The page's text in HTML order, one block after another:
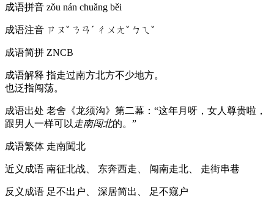
成语拼音 zǒu nán chuǎng běi
成语注音 ㄗㄡˇ ㄋㄢˊ ㄔㄨㄤˇ ㄅㄟˇ
成语简拼 ZNCB
成语解释 指走过南方北方不少地方。
也泛指闯荡。
成语出处 老舍《龙须沟》第二幕：“这年月呀，女人尊贵啦，
跟男人一样可以 走南闯北的。”
成语繁体 走南闖北
近义成语 南征北战、 东奔西走、 闯南走北、 走街串巷
反义成语 足不出户、 深居简出、 足不窥户